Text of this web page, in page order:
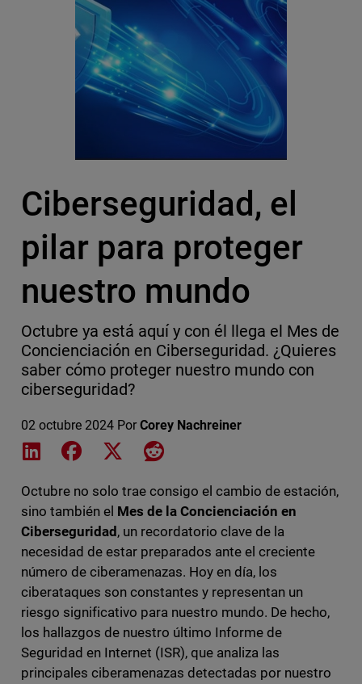
Ciberseguridad, el
pilar para proteger
nuestro mundo
Octubre ya está aquí y con él llega el Mes de
Concienciación en Ciberseguridad. ¿Quieres
saber cómo proteger nuestro mundo con
ciberseguridad?
02 octubre 2024 Por Corey Nachreiner
Share on LinkedIn
Share on Facebook
Share on XShare on Reddit
Octubre no solo trae consigo el cambio de estación,
sino también el Mes de la Concienciación en
Ciberseguridad , un recordatorio clave de la
necesidad de estar preparados ante el creciente
número de ciberamenazas. Hoy en día, los
ciberataques son constantes y representan un
riesgo significativo para nuestro mundo. De hecho,
los hallazgos de nuestro último Informe de
Seguridad en Internet (ISR), que analiza las
principales ciberamenazas detectadas por nuestro